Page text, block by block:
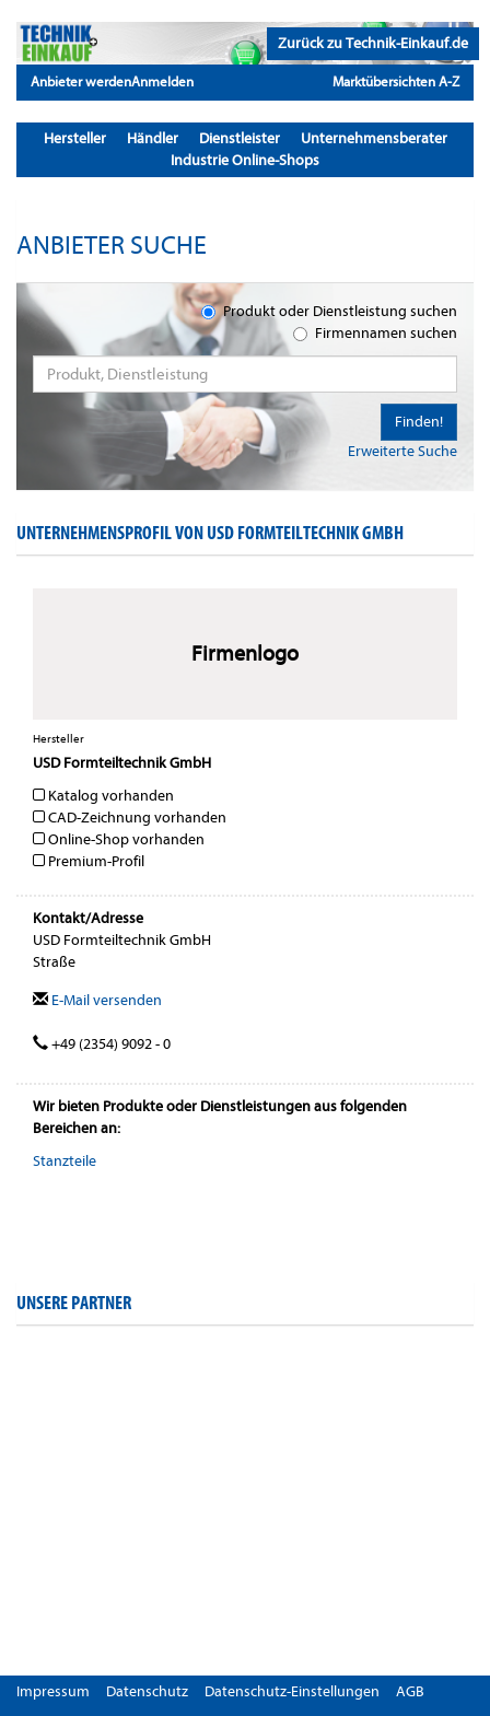
Zurück zu Technik-Einkauf.de
Anbieter werdenAnmelden Marktübersichten A-Z
Hersteller Händler Dienstleister
Unternehmensberater
Industrie Online-Shops
ANBIETER SUCHE
Produkt oder Dienstleistung suchen
Firmennamen suchen
Erweiterte Suche
Finden!
UNTERNEHMENSPROFIL VON USD FORMTEILTECHNIK GMBH
Firmenlogo
Hersteller
USD Formteiltechnik GmbH
Katalog vorhanden
CAD-Zeichnung vorhanden
Online-Shop vorhanden
Premium-Profil
Kontakt/Adresse
USD Formteiltechnik GmbH
Straße
E-Mail versenden
+49 (2354) 9092 - 0
Wir bieten Produkte oder Dienstleistungen aus folgenden
Bereichen an:
Stanzteile
UNSERE PARTNER
Impressum Datenschutz Datenschutz-Einstellungen AGB